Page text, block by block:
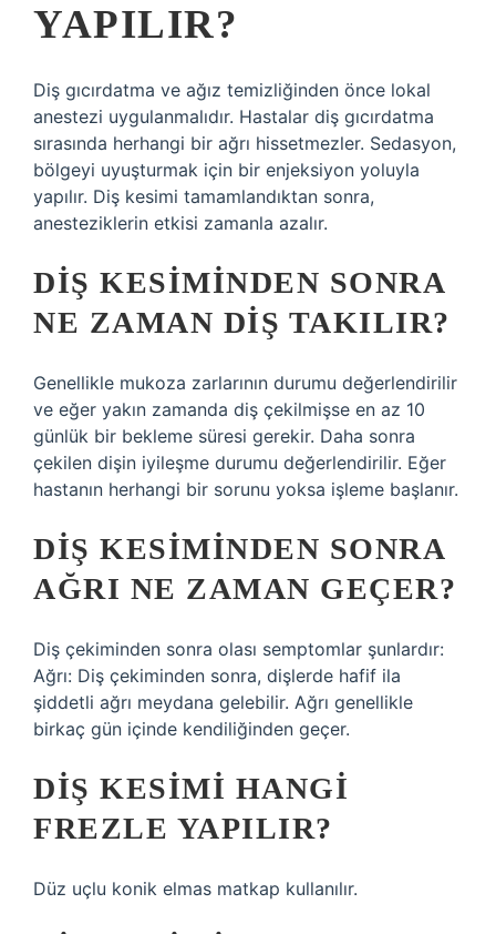
YAPILIR?
Diş gıcırdatma ve ağız temizliğinden önce lokal
anestezi uygulanmalıdır. Hastalar diş gıcırdatma
sırasında herhangi bir ağrı hissetmezler. Sedasyon,
bölgeyi uyuşturmak için bir enjeksiyon yoluyla
yapılır. Diş kesimi tamamlandıktan sonra,
anesteziklerin etkisi zamanla azalır.
DIŞ KESIMINDEN SONRA
NE ZAMAN DIŞ TAKILIR?
Genellikle mukoza zarlarının durumu değerlendirilir
ve eğer yakın zamanda diş çekilmişse en az 10
günlük bir bekleme süresi gerekir. Daha sonra
çekilen dişin iyileşme durumu değerlendirilir. Eğer
hastanın herhangi bir sorunu yoksa işleme başlanır.
DIŞ KESIMINDEN SONRA
AĞRI NE ZAMAN GEÇER?
Diş çekiminden sonra olası semptomlar şunlardır:
Ağrı: Diş çekiminden sonra, dişlerde hafif ila
şiddetli ağrı meydana gelebilir. Ağrı genellikle
birkaç gün içinde kendiliğinden geçer.
DIŞ KESIMI HANGI
FREZLE YAPILIR?
Düz uçlu konik elmas matkap kullanılır.